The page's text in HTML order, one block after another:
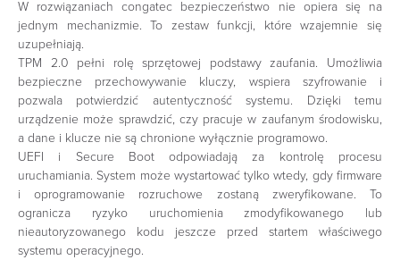
W rozwiązaniach congatec bezpieczeństwo nie opiera się na
jednym mechanizmie. To zestaw funkcji, które wzajemnie się
uzupełniają.
TPM 2.0 pełni rolę sprzętowej podstawy zaufania. Umożliwia
bezpieczne przechowywanie kluczy, wspiera szyfrowanie i
pozwala potwierdzić autentyczność systemu. Dzięki temu
urządzenie może sprawdzić, czy pracuje w zaufanym środowisku,
a dane i klucze nie są chronione wyłącznie programowo.
UEFI i Secure Boot odpowiadają za kontrolę procesu
uruchamiania. System może wystartować tylko wtedy, gdy firmware
i oprogramowanie rozruchowe zostaną zweryfikowane. To
ogranicza ryzyko uruchomienia zmodyfikowanego lub
nieautoryzowanego kodu jeszcze przed startem właściwego
systemu operacyjnego.